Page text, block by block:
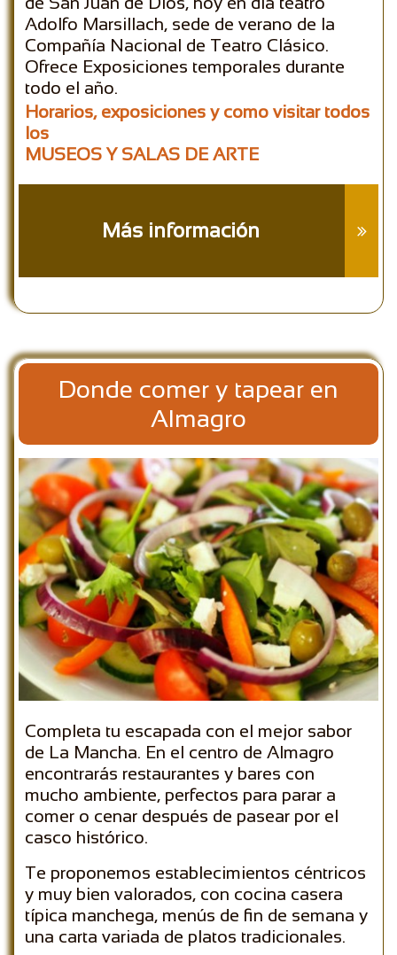
Adolfo Marsillach, sede de verano de la
Compañía Nacional de Teatro Clásico.
Ofrece Exposiciones temporales durante
todo el año.
Horarios, exposiciones y como visitar todos
los
MUSEOS Y SALAS DE ARTE
Más información 
Donde comer y tapear en
Almagro
Completa tu escapada con el mejor sabor
de La Mancha. En el centro de Almagro
encontrarás restaurantes y bares con
mucho ambiente, perfectos para parar a
comer o cenar después de pasear por el
casco histórico.
Te proponemos establecimientos céntricos
y muy bien valorados, con cocina casera
típica manchega, menús de fin de semana y
una carta variada de platos tradicionales.